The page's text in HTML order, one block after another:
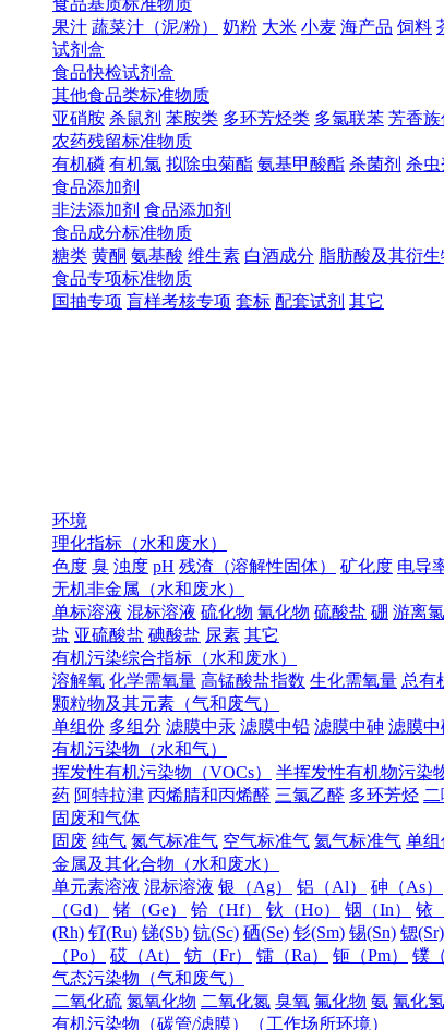
果汁 蔬菜汁（泥/粉） 奶粉 大米 小麦 海产品 饲料
试剂盒
食品快检试剂盒
其他食品类标准物质
亚硝胺 杀鼠剂 苯胺类 多环芳烃类 多氯联苯 芳香
农药残留标准物质
有机磷 有机氯 拟除虫菊酯 氨基甲酸酯 杀菌剂 杀虫
食品添加剂
非法添加剂 食品添加剂
食品成分标准物质
糖类 黄酮 氨基酸 维生素 白酒成分 脂肪酸及其衍生
食品专项标准物质
国抽专项 盲样考核专项 套标 配套试剂 其它
环境
理化指标（水和废水）
色度 臭 浊度 pH 残渣（溶解性固体） 矿化度 电导
无机非金属（水和废水）
单标溶液 混标溶液 硫化物 氰化物 硫酸盐 硼 游离氯
盐 亚硫酸盐 碘酸盐 尿素 其它
有机污染综合指标（水和废水）
溶解氧 化学需氧量 高锰酸盐指数 生化需氧量 总有
颗粒物及其元素（气和废气）
单组份 多组分 滤膜中汞 滤膜中铅 滤膜中砷 滤膜中
有机污染物（水和气）
挥发性有机污染物（VOCs）
半挥发性有机物污染
药 阿特拉津 丙烯腈和丙烯醛 三氯乙醛 多环芳烃
固废和气体
固废 纯气 氮气标准气 空气标准气 氦气标准气 单组
金属及其化合物（水和废水）
单元素溶液 混标溶液 银（Ag） 铝（Al） 砷（As）
（Gd）
锗（Ge） 铪（Hf） 钬（Ho） 铟（In） 铱
(Rh) 钌(Ru) 锑(Sb) 钪(Sc) 硒(Se) 钐(Sm) 锡(Sn) 锶(Sr)
（Po）
砹（At） 钫（Fr） 镭（Ra） 钷（Pm） 镤
气态污染物（气和废气）
二氧化硫 氮氧化物 二氧化氮 臭氧 氟化物 氨 氰化氢
有机污染物（碳管/滤膜）（工作场所环境）